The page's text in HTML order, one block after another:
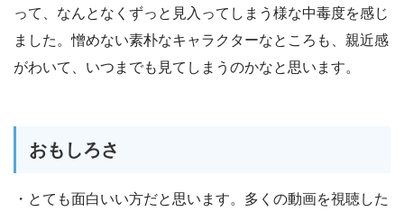
って、なんとなくずっと見入ってしまう様な中毒度を感じ
ました。憎めない素朴なキャラクターなところも、親近感
がわいて、いつまでも見てしまうのかなと思います。
おもしろさ
・とても面白いい方だと思います。多くの動画を視聴した